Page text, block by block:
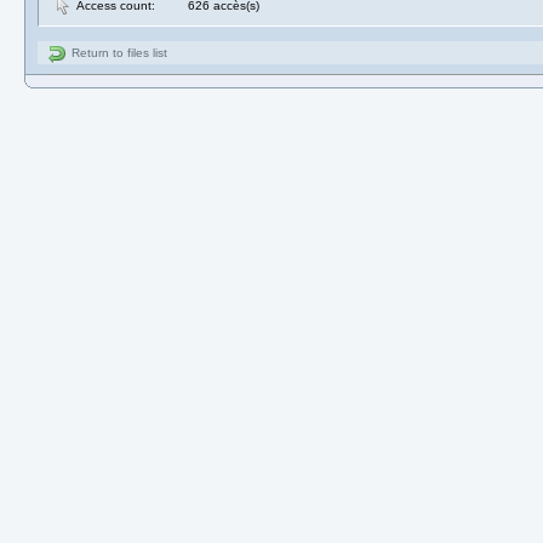
Access count:
626 accès(s)
Return to files list